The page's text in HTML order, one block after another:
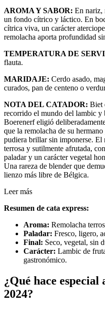
AROMA Y SABOR: En nariz,
un fondo cítrico y láctico. En
cítrica viva, un carácter
remolacha aporta profundidad
TEMPERATURA DE
flauta.
MARIDAJE: Cerdo asado,
curados, pan de centeno o
NOTA DEL CATADOR: Biet
recorrido el mundo del lambic y
Boerenerf eligió
que la remolacha de su
pudiera brillar sin imponerse. El
terrosa y sutilmente afrutada,
paladar y un carácter vegetal
Una rareza de blender que
lienzo más libre de Bélgica.
Leer más
Resumen de cata express:
Aroma: Remolacha
Paladar: Fresco, ligero,
Final: Seco, vegetal, sin
Carácter: Lambic de
gastronómico.
¿Qué hace
2024?